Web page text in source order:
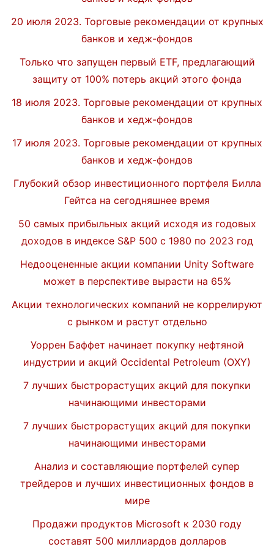
20 июля 2023. Торговые рекомендации от крупных
банков и хедж-фондов
Только что запущен первый ETF, предлагающий
защиту от 100% потерь акций этого фонда
18 июля 2023. Торговые рекомендации от крупных
банков и хедж-фондов
17 июля 2023. Торговые рекомендации от крупных
банков и хедж-фондов
Глубокий обзор инвестиционного портфеля Билла
Гейтса на сегодняшнее время
50 самых прибыльных акций исходя из годовых
доходов в индексе S&P 500 с 1980 по 2023 год
Недооцененные акции компании Unity Software
может в перспективе вырасти на 65%
Акции технологических компаний не коррелируют
с рынком и растут отдельно
Уоррен Баффет начинает покупку нефтяной
индустрии и акций Occidental Petroleum (OXY)
7 лучших быстрорастущих акций для покупки
начинающими инвесторами
7 лучших быстрорастущих акций для покупки
начинающими инвесторами
Анализ и составляющие портфелей супер
трейдеров и лучших инвестиционных фондов в
мире
Продажи продуктов Microsoft к 2030 году
составят 500 миллиардов долларов